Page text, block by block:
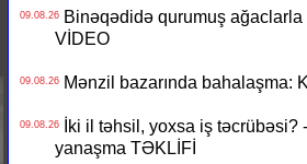
09.08.26Binəqədidə qurumuş ağaclarla
VİDEO
09.08.26Mənzil bazarında bahalaşma:
09.08.26İki il təhsil, yoxsa iş təcrübəsi?
yanaşma TƏKLİFİ